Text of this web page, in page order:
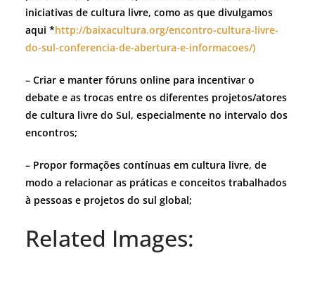
iniciativas de cultura livre, como as que divulgamos
aqui *http://baixacultura.org/encontro-cultura-livre-
do-sul-conferencia-de-abertura-e-informacoes/)
– Criar e manter fóruns online para incentivar o
debate e as trocas entre os diferentes projetos/atores
de cultura livre do Sul, especialmente no intervalo dos
encontros;
– Propor formações contínuas em cultura livre, de
modo a relacionar as práticas e conceitos trabalhados
à pessoas e projetos do sul global;
Related Images: